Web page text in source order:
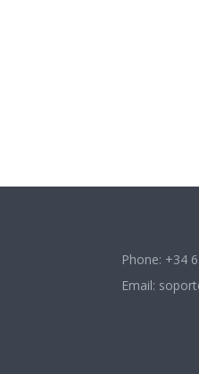
Phone: +34
Email: